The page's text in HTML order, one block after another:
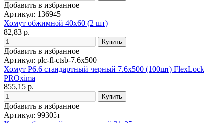
Добавить в избранное
Артикул: 136945
Хомут обжимной 40х60 (2 шт)
82,83 р.
Добавить в избранное
Артикул: plc-fl-ctsb-7.6x500
Хомут P6.6 стандартный черный 7.6x500 (100шт) FlexLock
PROxima
855,15 р.
Добавить в избранное
Артикул: 99303т